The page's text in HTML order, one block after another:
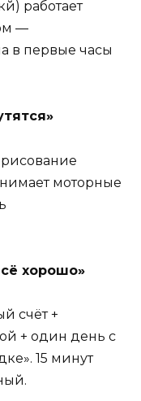
работает
—
в первые часы
моторные
хорошо»
счёт +
+ один день с
15 минут